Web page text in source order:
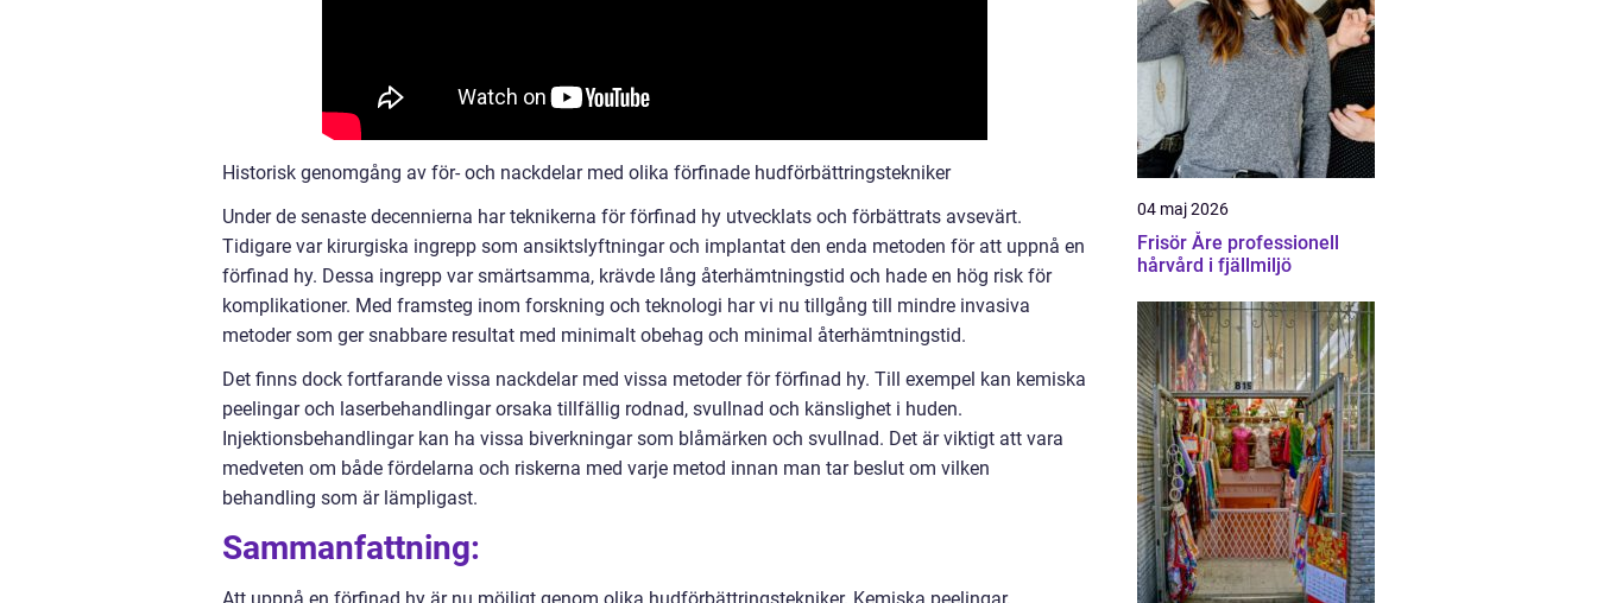
Historisk genomgång av för- och nackdelar med olika förfinade hudförbättringstekniker
Under de senaste decennierna har teknikerna för förfinad hy utvecklats och förbättrats avsevärt.
Tidigare var kirurgiska ingrepp som ansiktslyftningar och implantat den enda metoden för att uppnå en
förfinad hy. Dessa ingrepp var smärtsamma, krävde lång återhämtningstid och hade en hög risk för
komplikationer. Med framsteg inom forskning och teknologi har vi nu tillgång till mindre invasiva
metoder som ger snabbare resultat med minimalt obehag och minimal återhämtningstid.
Det finns dock fortfarande vissa nackdelar med vissa metoder för förfinad hy. Till exempel kan kemiska
peelingar och laserbehandlingar orsaka tillfällig rodnad, svullnad och känslighet i huden.
Injektionsbehandlingar kan ha vissa biverkningar som blåmärken och svullnad. Det är viktigt att vara
medveten om både fördelarna och riskerna med varje metod innan man tar beslut om vilken
behandling som är lämpligast.
Sammanfattning:
04 maj 2026
Frisör Åre professionell
hårvård i fjällmiljö